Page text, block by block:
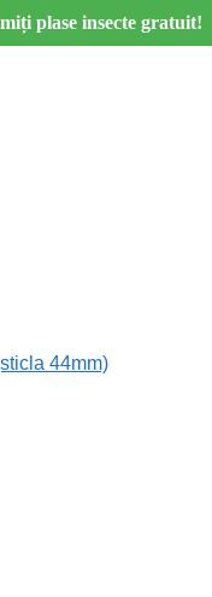
plase insecte gratuit!
44mm)